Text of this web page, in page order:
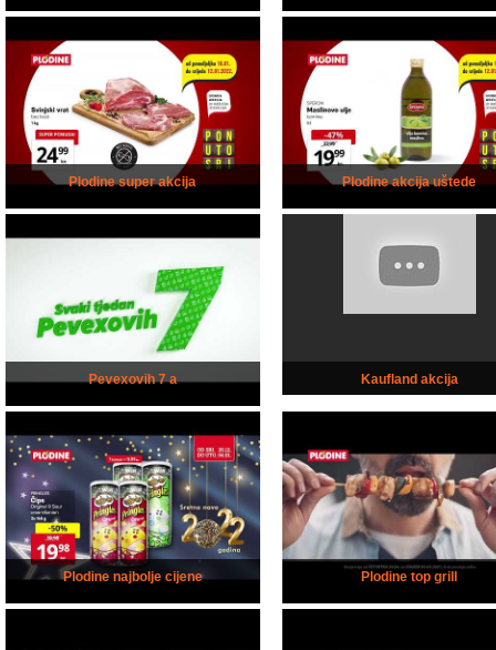
Plodine super akcija Plodine akcija uštede
Pevexovih 7 a Kaufland akcija
Plodine najbolje cijene Plodine top grill